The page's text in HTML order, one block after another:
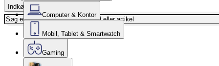
Indkøbskurv
Computer & Kontor
Mobil, Tablet & Smartwatch
Gaming